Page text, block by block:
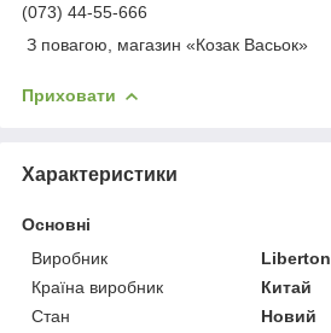
(073) 44-55-666
З повагою, магазин «Козак Васьок»
Приховати
Характеристики
Основні
Виробник
Liberton
Країна виробник
Китай
Стан
Новий